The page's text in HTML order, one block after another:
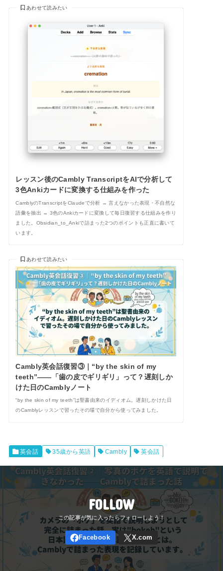
レッスン後のCambly TranscriptをAIで分析して
3色Ankiカードに変換する仕組みを作った
CamblyのTranscriptをClaudeで分析 → 言えなかった表現・不自然な
語彙を抽出 → 3色のAnkiカードに変換して毎日復習する仕組みを作り
ました。Obsidian_to_Ankiで詰まった2つのポイントも正直に書いて
います。
あわせて読みたい
Cambly英会話復習③｜“by the skin of my
teeth”——「歯の皮でギリギリ」って？遅刻しか
けた日のCamblyノート
“by the skin of my teeth”は聖書由来のイディオム。遅刻しかけた日
のCamblyレッスンで習ったその場で自分から使ってみました。
あわせて読みたい
英会話 35歳から英語 Cambly 英会話
FOLLOW